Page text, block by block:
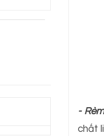
-
chất